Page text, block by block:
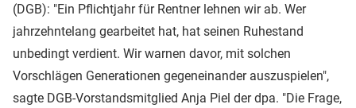
(DGB): "Ein Pflichtjahr für Rentner lehnen wir ab. Wer
jahrzehntelang gearbeitet hat, hat seinen Ruhestand
unbedingt verdient. Wir warnen davor, mit solchen
Vorschlägen Generationen gegeneinander auszuspielen",
sagte DGB-Vorstandsmitglied Anja Piel der dpa. "Die Frage,